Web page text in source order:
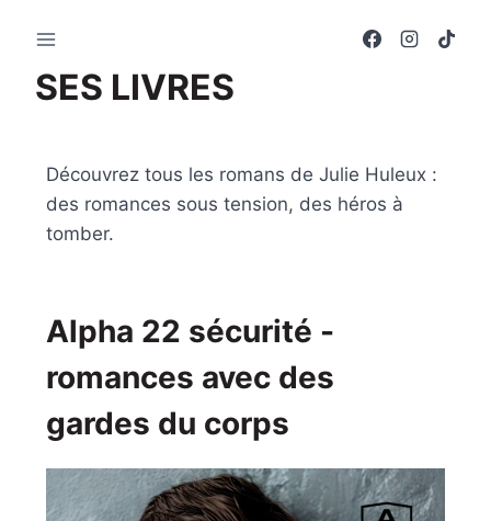
SES LIVRES
Découvrez tous les romans de Julie Huleux :
des romances sous tension, des héros à
tomber.
Alpha 22 sécurité -
romances avec des
gardes du corps